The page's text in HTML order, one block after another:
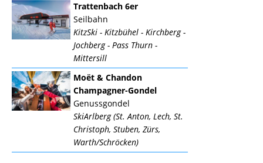
Trattenbach 6er
Seilbahn
KitzSki - Kitzbühel - Kirchberg -
Jochberg - Pass Thurn -
Mittersill
Moët & Chandon
Champagner-Gondel
Genussgondel
SkiArlberg (St. Anton, Lech, St.
Christoph, Stuben, Zürs,
Warth/Schröcken)